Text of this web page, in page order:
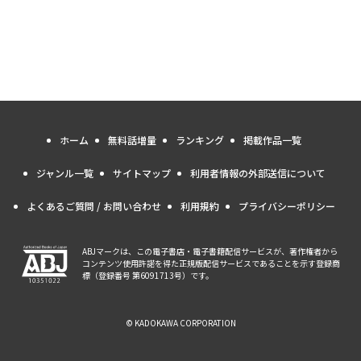
ホーム 無料話増量 ランキング 掲載作品一覧
ジャンル一覧 サイトマップ 利用者情報の外部送信について
よくあるご質問 / お問い合わせ 利用規約 プライバシーポリシー
ABJマークは、この電子書店・電子書籍配信サービスが、著作権者から
コンテンツ使用許諾を得た正規版配信サービスであることを示す登録商
標（登録番号 第6091713号）です。
© KADOKAWA CORPORATION